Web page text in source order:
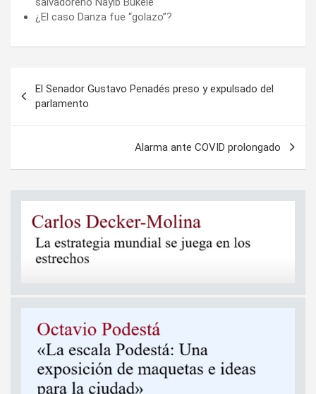
¿El caso Danza fue “golazo”?
de
entradas
El Senador Gustavo Penadés preso y expulsado del
parlamento
Alarma ante COVID prolongado